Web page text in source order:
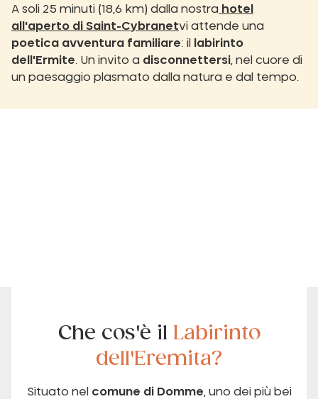
A soli 25 minuti (18,6 km) dalla nostra hotel
all'aperto di Saint-Cybranetvi attende una
poetica avventura familiare: il
labirinto
dell'Ermite. Un invito a disconnettersi , nel cuore di
un paesaggio plasmato dalla natura e dal tempo.
Che cos'è il
Labirinto
dell'Eremita?
Situato nel comune di Domme, uno dei più bei